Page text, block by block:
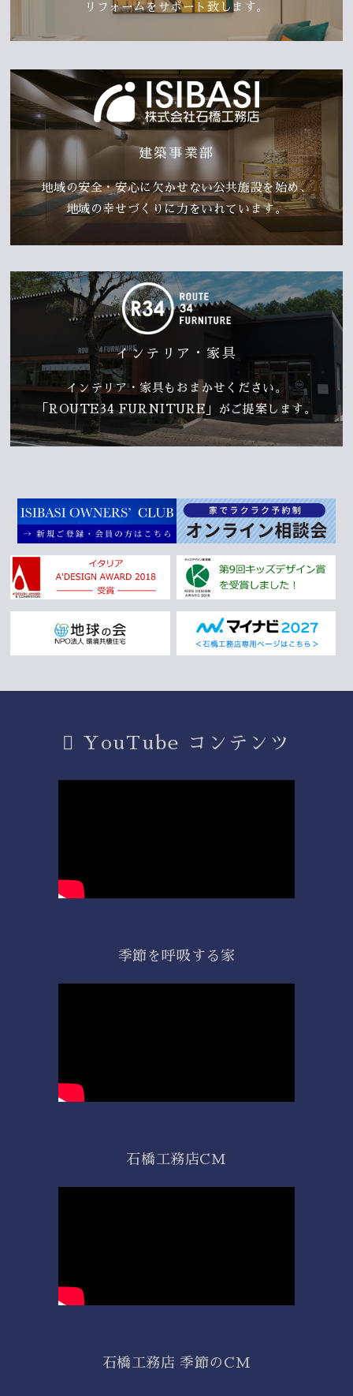
リフォームをサポート致します。
建築事業部
地域の安全・安心に欠かせない公共施設を始め、
地域の幸せづくりに力をいれています。
インテリア・家具
インテリア・家具もおまかせください。
「ROUTE34 FURNITURE」がご提案します。
YouTube コンテンツ
季節を呼吸する家
石橋工務店CM
石橋工務店 季節のCM